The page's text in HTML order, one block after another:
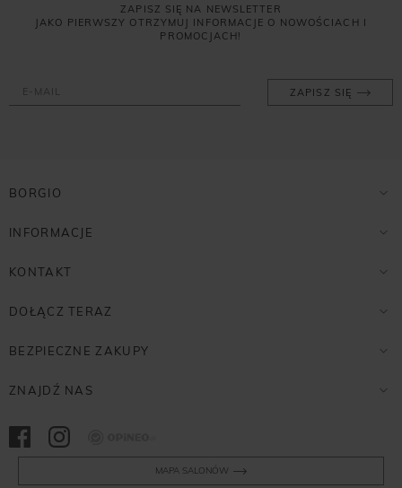
ZAPISZ SIĘ NA NEWSLETTER
JAKO PIERWSZY OTRZYMUJ INFORMACJE O NOWOŚCIACH I
PROMOCJACH!
ZAPISZ SIĘ
BORGIO
INFORMACJE
KONTAKT
DOŁĄCZ TERAZ
BEZPIECZNE ZAKUPY
ZNAJDŹ NAS
MAPA SALONÓW